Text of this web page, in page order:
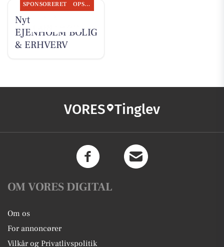
SPONSORERET OPSLAGSTAVLEN
Nyt fra
EJENHOLM BOLIG
& ERHVERV
VORES Tinglev
OM VORES DIGITAL
Om os
For annoncører
Vilkår og Privatlivspolitik